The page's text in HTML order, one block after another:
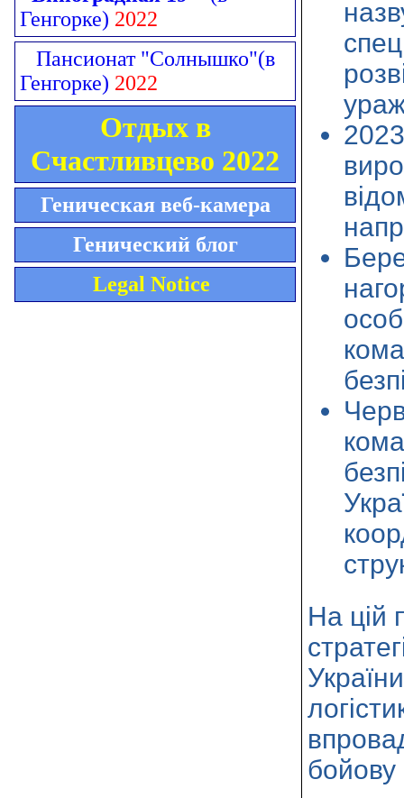
Генгорке) 2022
Пансионат "Солнышко"(в
Генгорке) 2022
Отдых в
Счастливцево 2022
Геническая веб-камера
Генический блог
Legal Notice
На цій
бойову